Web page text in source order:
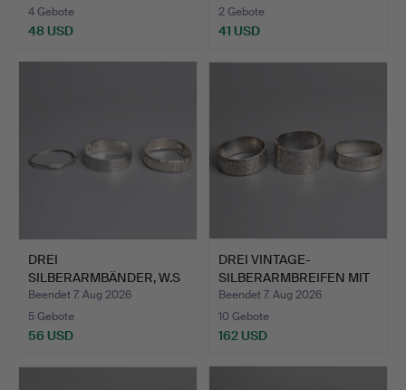
4 Gebote
48 USD
2 Gebote
41 USD
DREI
SILBERARMBÄNDER, W.S
LTD SILVER, ITAL…
Beendet 7. Aug 2026
5 Gebote
56 USD
DREI VINTAGE-
SILBERARMBREIFEN MIT
SCHARNIE…
Beendet 7. Aug 2026
10 Gebote
162 USD